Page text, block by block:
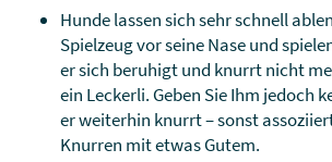
Hunde lassen sich sehr schnell
Spielzeug vor seine Nase und
er sich beruhigt und knurrt nicht
ein Leckerli. Geben Sie Ihm jedoch
er weiterhin knurrt – sonst
Knurren mit etwas Gutem.